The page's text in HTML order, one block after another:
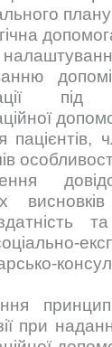
плану
пацієнтів,
при